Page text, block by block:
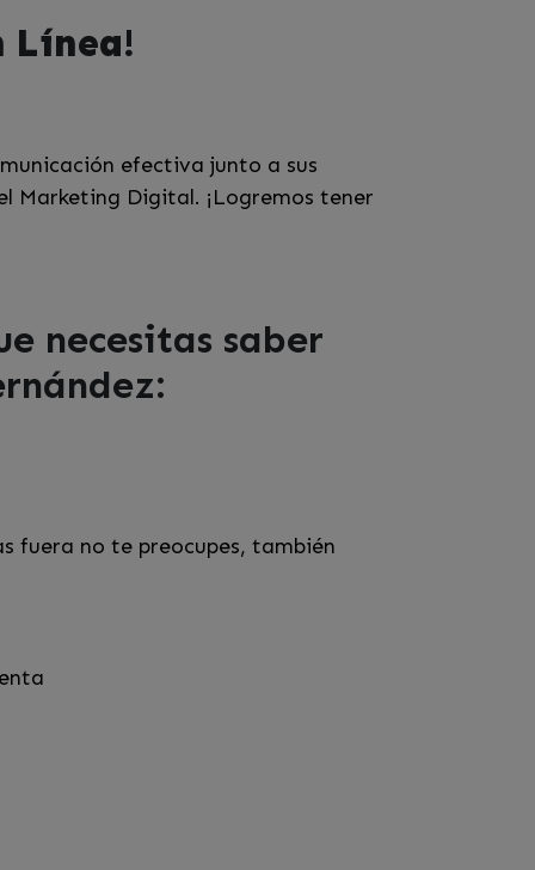
Línea!
efectiva junto a sus
Marketing Digital. ¡Logremos tener
necesitas saber
fuera no te preocupes, también